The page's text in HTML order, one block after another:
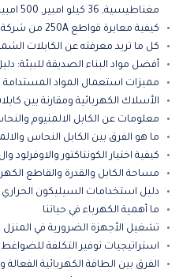
مغناطيسية, 36 كيلو امبير, 500 امبير
كيفية معايرة قواطع 250A من شركة شنايدر
كل ما تريد معرفته عن الكابلات
أفضل مواد البناء الصديقة للبيئة: دليل
مميزات استعمال المواد المستدامة
الأسلاك الكهربائية ومقارنة بين
معلومات عن الكابل الالمنيوم
ما هو الفرق بين الكابل النحاس
كيفية اختيار الكونتاكتور والاوفرلود وال fusible المناسب
مساحة الكابل والقدرة والقاطع
دليل استخدامات السيليكون الحراري
ما أهمية الكهرباء في حياتنا
تشغيل الأجهزة الضرورية في المنزل
استراتيجيات توفير التكلفة للضواغط:
الفرق بين الطاقة الكهربائية الفعالة